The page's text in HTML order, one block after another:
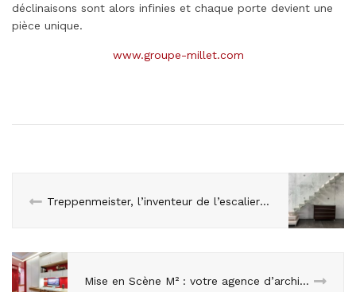
déclinaisons sont alors infinies et chaque porte devient une
pièce unique.
www.groupe-millet.com
Treppenmeister, l’inventeur de l’escalier suspendu en bois
Mise en Scène M² : votre agence d’architecture d’intérieur à Paris